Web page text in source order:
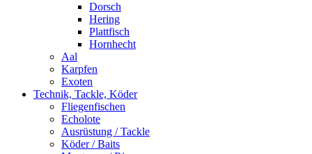
Dorsch
Hering
Plattfisch
Hornhecht
Aal
Karpfen
Exoten
Technik, Tackle, Köder
Fliegenfischen
Echolote
Ausrüstung / Tackle
Köder / Baits